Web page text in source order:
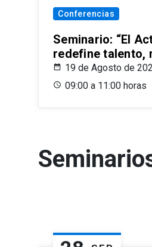
Conferencias
Seminario: “El
redefine talento,
19 de Agosto de
09:00 a 11:00 horas